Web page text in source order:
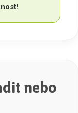
nebo